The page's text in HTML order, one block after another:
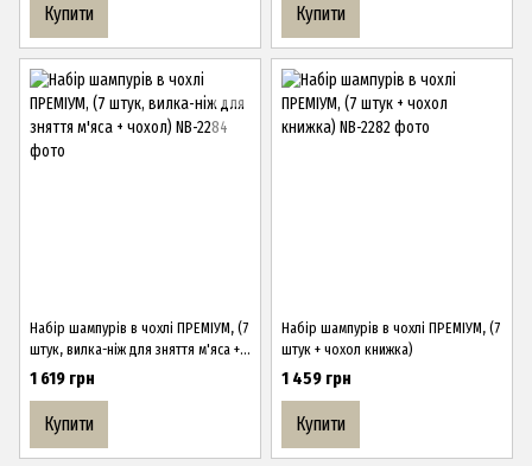
Купити Купити
Набір шампурів в чохлі ПРЕМІУМ, (7
штук, вилка-ніж для зняття м'яса +
чохол)
1 619 грн
Купити
Набір шампурів в чохлі ПРЕМІУМ, (7
штук + чохол книжка)
1 459 грн
Купити